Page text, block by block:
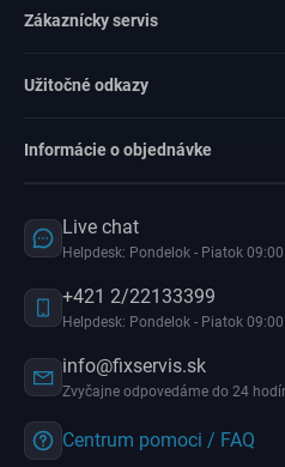
Zákaznícky servis
Užitočné odkazy
Informácie o objednávke
Live chat
Helpdesk: Pondelok - Piatok
+421 2/22133399
Helpdesk: Pondelok - Piatok
info@fixservis.sk
Zvyčajne odpovedáme do 24
Centrum pomoci / FAQ